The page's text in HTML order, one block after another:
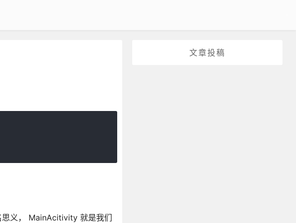
文章投稿
义， MainAcitivity 就是我们